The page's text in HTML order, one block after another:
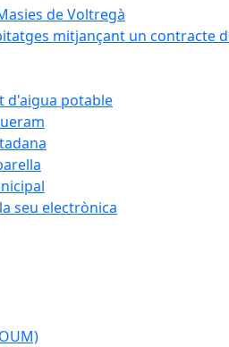
de Voltregà
mitjançant un contracte
d'aigua potable
seu electrònica